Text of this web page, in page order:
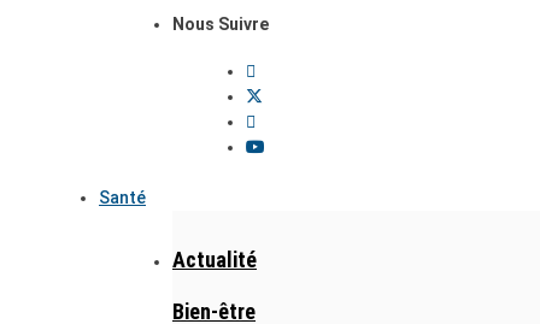
Nous Suivre
Santé
Actualité
Bien-être